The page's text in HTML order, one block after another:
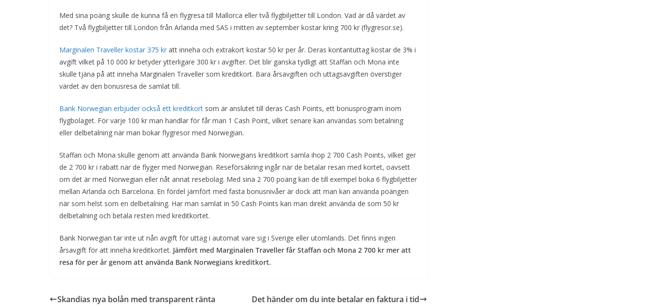
Med sina poäng skulle de kunna få en flygresa till Mallorca eller två flygbiljetter till London. Vad är då värdet av
det? Två flygbiljetter till London från Arlanda med SAS i mitten av september kostar kring 700 kr (flygresor.se).
Marginalen Traveller kostar 375 kr att inneha och extrakort kostar 50 kr per år. Deras kontantuttag kostar de 3% i
avgift vilket på 10 000 kr betyder ytterligare 300 kr i avgifter. Det blir ganska tydligt att Staffan och Mona inte
skulle tjäna på att inneha Marginalen Traveller som kreditkort. Bara årsavgiften och uttagsavgiften överstiger
värdet av den bonusresa de samlat till.
Bank Norwegian erbjuder också ett kreditkort som är anslutet till deras Cash Points, ett bonusprogram inom
flygbolaget. För varje 100 kr man handlar för får man 1 Cash Point, vilket senare kan användas som betalning
eller delbetalning när man bokar flygresor med Norwegian.
Staffan och Mona skulle genom att använda Bank Norwegians kreditkort samla ihop 2 700 Cash Points, vilket ger
de 2 700 kr i rabatt när de flyger med Norwegian. Reseförsäkring ingår när de betalar resan med kortet, oavsett
om det är med Norwegian eller nåt annat resebolag. Med sina 2 700 poäng kan de till exempel boka 6 flygbiljetter
mellan Arlanda och Barcelona. En fördel jämfört med fasta bonusnivåer är dock att man kan använda poängen
när som helst som en delbetalning. Har man samlat in 50 Cash Points kan man direkt använda de som 50 kr
delbetalning och betala resten med kreditkortet.
Bank Norwegian tar inte ut nån avgift för uttag i automat vare sig i Sverige eller utomlands. Det finns ingen
årsavgift för att inneha kreditkortet. Jämfört med Marginalen Traveller får Staffan och Mona 2 700 kr mer att
resa för per år genom att använda Bank Norwegians kreditkort.
Skandias nya bolån med transparent ränta Det händer om du inte betalar en faktura i tid